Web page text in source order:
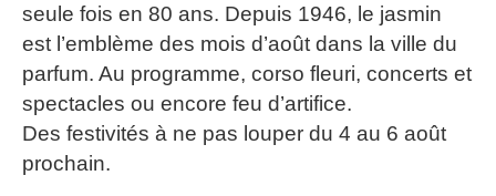
seule fois en 80 ans. Depuis 1946, le jasmin
est l’emblème des mois d’août dans la ville du
parfum. Au programme, corso fleuri, concerts et
spectacles ou encore feu d’artifice.
Des festivités à ne pas louper du 4 au 6 août
prochain.